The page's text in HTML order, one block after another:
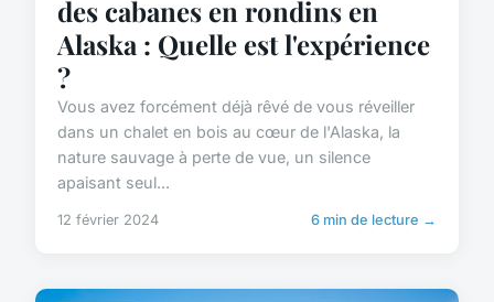
des cabanes en rondins en
Alaska : Quelle est l'expérience
?
Vous avez forcément déjà rêvé de vous réveiller
dans un chalet en bois au cœur de l'Alaska, la
nature sauvage à perte de vue, un silence
apaisant seul...
12 février 2024 6 min de lecture →